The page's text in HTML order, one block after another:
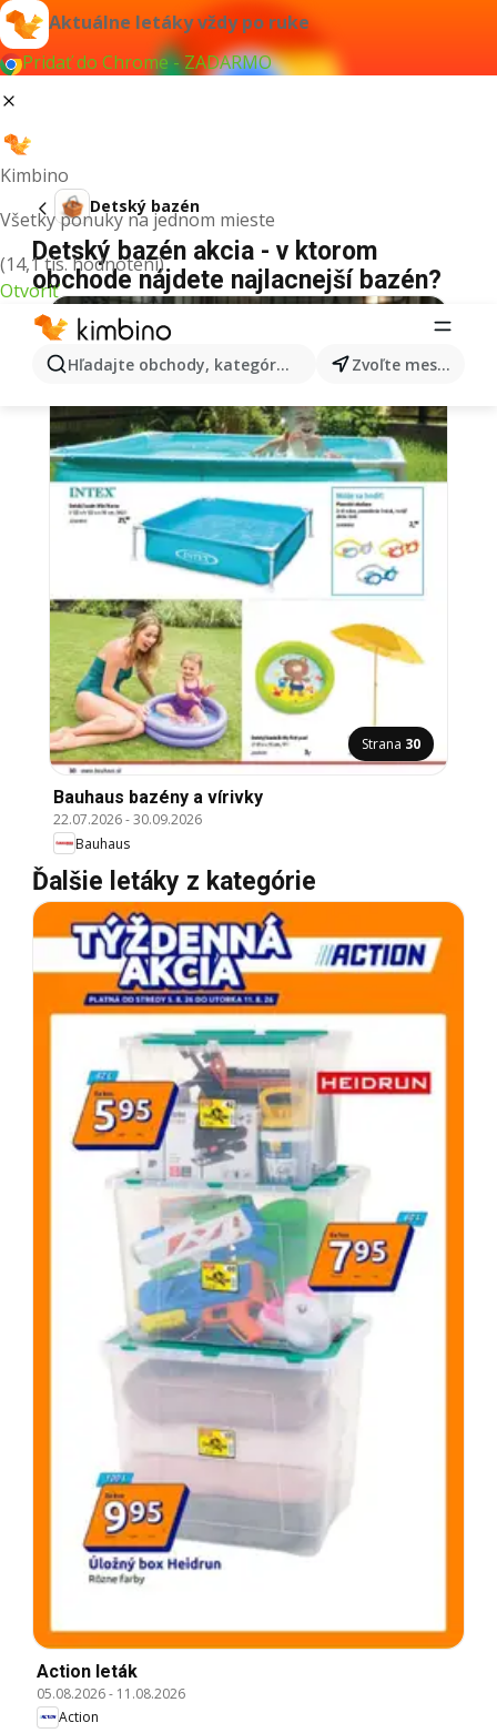
Aktuálne letáky vždy po ruke
Pridať do Chrome - ZADARMO
Kimbino
Všetky ponuky na jednom mieste
(14,1 tis. hodnotení)
Otvoriť
Hľadajte obchody, kategórie, produkty... Zvoľte mesto
Detský bazén
Detský bazén akcia - v ktorom
obchode nájdete najlacnejší bazén?
Strana 30
Bauhaus bazény a vírivky
22.07.2026-30.09.2026
Bauhaus
Ďalšie letáky z kategórie
Action leták
05.08.2026- 11.08.2026
Action